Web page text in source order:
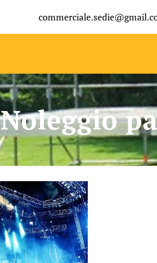
Noleggio